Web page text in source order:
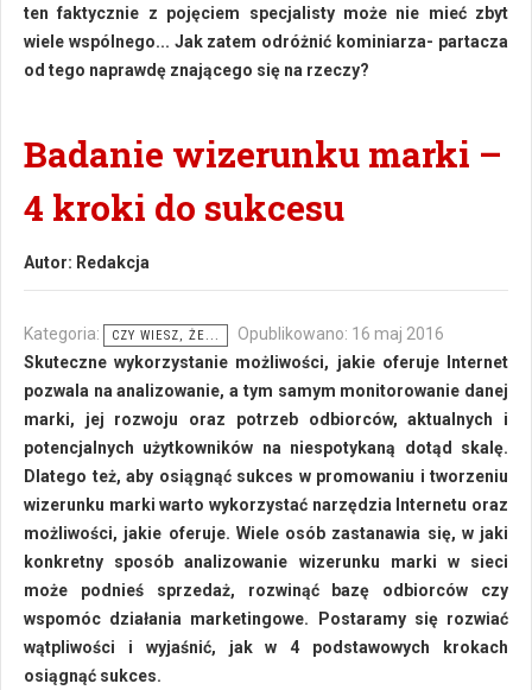
ten faktycznie z pojęciem specjalisty może nie mieć zbyt
wiele wspólnego... Jak zatem odróżnić kominiarza- partacza
od tego naprawdę znającego się na rzeczy?
Badanie wizerunku marki –
4 kroki do sukcesu
Autor: Redakcja
Kategoria: CZY WIESZ, ŻE...
Opublikowano: 16 maj 2016
Skuteczne wykorzystanie możliwości, jakie oferuje Internet
pozwala na analizowanie, a tym samym monitorowanie danej
marki, jej rozwoju oraz potrzeb odbiorców, aktualnych i
potencjalnych użytkowników na niespotykaną dotąd skalę.
Dlatego też, aby osiągnąć sukces w promowaniu i tworzeniu
wizerunku marki warto wykorzystać narzędzia Internetu oraz
możliwości, jakie oferuje. Wiele osób zastanawia się, w jaki
konkretny sposób analizowanie wizerunku marki w sieci
może podnieś sprzedaż, rozwinąć bazę odbiorców czy
wspomóc działania marketingowe. Postaramy się rozwiać
wątpliwości i wyjaśnić, jak w 4 podstawowych krokach
osiągnąć sukces.